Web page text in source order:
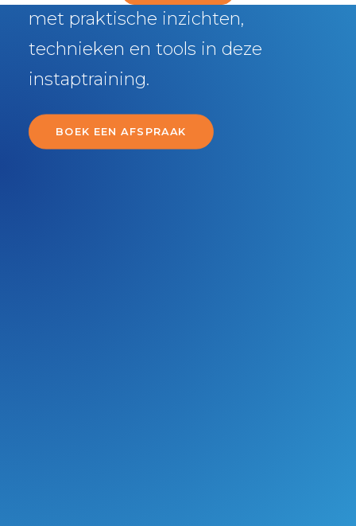
met praktische inzichten,
technieken en tools in deze
instaptraining.
BOEK EEN AFSPRAAK